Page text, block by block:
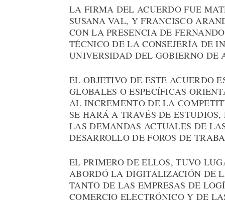
LA FIRMA DEL ACUERDO FUE
SUSANA VAL, Y FRANCISCO
CON LA PRESENCIA DE
TÉCNICO DE LA CONSEJERÍA DE
UNIVERSIDAD DEL GOBIERNO DE
EL OBJETIVO DE ESTE ACUERDO
GLOBALES O ESPECÍFICAS
AL INCREMENTO DE LA
SE HARÁ A TRAVÉS DE
LAS DEMANDAS ACTUALES DE
DESARROLLO DE FOROS DE
EL PRIMERO DE ELLOS, TUVO
ABORDÓ LA DIGITALIZACIÓN DE
TANTO DE LAS EMPRESAS DE
COMERCIO ELECTRÓNICO Y DE